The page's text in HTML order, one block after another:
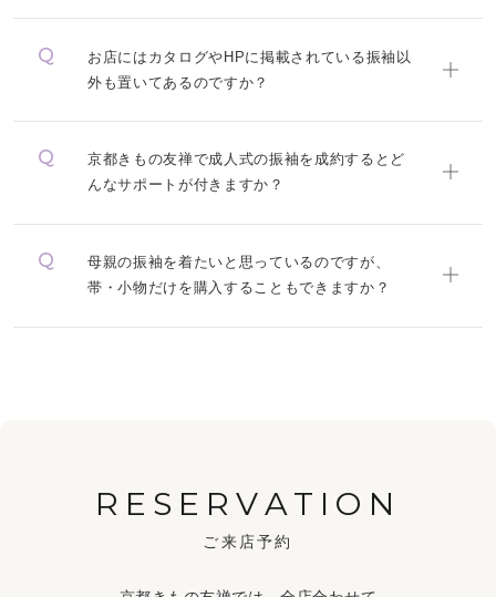
お店にはカタログやHPに掲載されている振袖以
外も置いてあるのですか？
京都きもの友禅で成人式の振袖を成約するとど
んなサポートが付きますか？
母親の振袖を着たいと思っているのですが、
帯・小物だけを購入することもできますか？
RESERVATION
ご来店予約